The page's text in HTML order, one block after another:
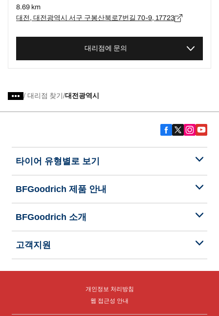
8.69 km
대전, 대전광역시 서구 구봉산북로7번길 70-9, 17723
대리점에 문의
/ 대리점 찾기 대전광역시
타이어 유형별로 보기
BFGoodrich 제품 안내
BFGoodrich 소개
고객지원
개인정보 처리방침
웹 접근성 안내